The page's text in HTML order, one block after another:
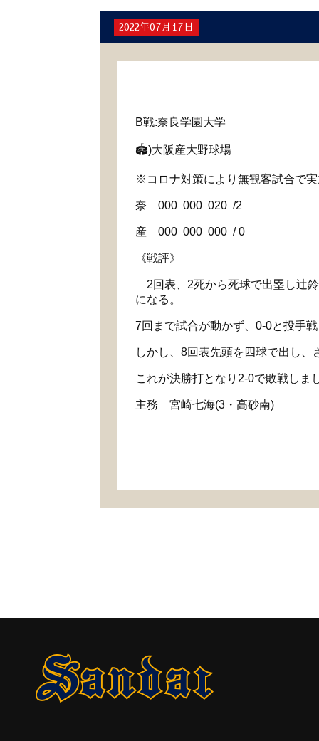
2022年07月17日
B戦:奈良学園大学
🏟)大阪産大野球場
※コロナ対策により無観客試合で
奈 000 000 020 /2
産 000 000 000 / 0
《戦評》
2回表、2死から死球で出塁し辻
になる。
7回まで試合が動かず、0-0と投手
しかし、8回表先頭を四球で出し
これが決勝打となり2-0で敗戦しま
主務 宮崎七海(3・高砂南)